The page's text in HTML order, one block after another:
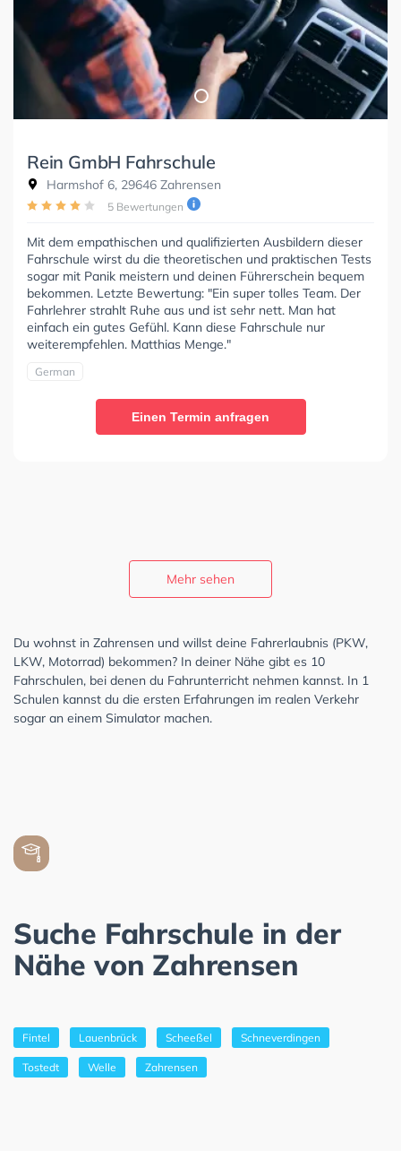
Rein GmbH Fahrschule
Harmshof 6, 29646 Zahrensen
5 Bewertungen
Mit dem empathischen und qualifizierten Ausbildern dieser
Fahrschule wirst du die theoretischen und praktischen Tests
sogar mit Panik meistern und deinen Führerschein bequem
bekommen. Letzte Bewertung: "Ein super tolles Team. Der
Fahrlehrer strahlt Ruhe aus und ist sehr nett. Man hat
einfach ein gutes Gefühl. Kann diese Fahrschule nur
weiterempfehlen. Matthias Menge."
German
Einen Termin anfragen
Mehr sehen
Du wohnst in Zahrensen und willst deine Fahrerlaubnis (PKW,
LKW, Motorrad) bekommen? In deiner Nähe gibt es 10
Fahrschulen, bei denen du Fahrunterricht nehmen kannst. In 1
Schulen kannst du die ersten Erfahrungen im realen Verkehr
sogar an einem Simulator machen.
Suche Fahrschule in der
Nähe von Zahrensen
Fintel Lauenbrück Scheeßel Schneverdingen
Tostedt Welle Zahrensen